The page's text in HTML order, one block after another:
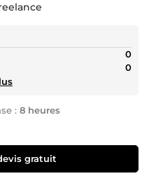
0
0
: 8 heures
gratuit